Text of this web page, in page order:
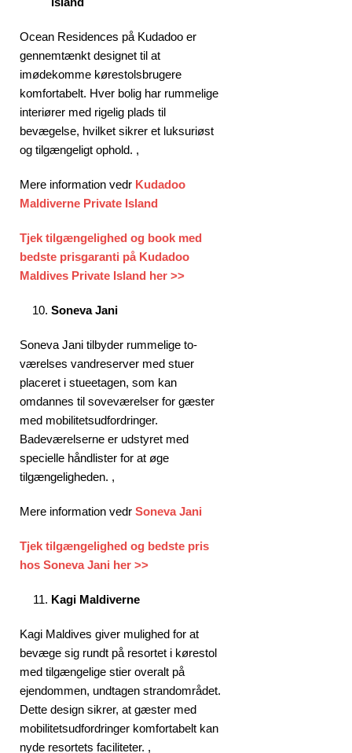
Ocean Residences på Kudadoo er
gennemtænkt designet til at
imødekomme kørestolsbrugere
komfortabelt. Hver bolig har rummelige
interiører med rigelig plads til
bevægelse, hvilket sikrer et luksuriøst
og tilgængeligt ophold. ,
Mere information vedr Kudadoo
Maldiverne Private Island
Tjek tilgængelighed og book med
bedste prisgaranti på Kudadoo
Maldives Private Island her >>
Soneva Jani
Soneva Jani tilbyder rummelige to-
værelses vandreserver med stuer
placeret i stueetagen, som kan
omdannes til soveværelser for gæster
med mobilitetsudfordringer.
Badeværelserne er udstyret med
specielle håndlister for at øge
tilgængeligheden. ,
Mere information vedr Soneva Jani
Tjek tilgængelighed og bedste pris
hos Soneva Jani her >>
Kagi Maldiverne
Kagi Maldives giver mulighed for at
bevæge sig rundt på resortet i kørestol
med tilgængelige stier overalt på
ejendommen, undtagen strandområdet.
Dette design sikrer, at gæster med
mobilitetsudfordringer komfortabelt kan
nyde resortets faciliteter. ,